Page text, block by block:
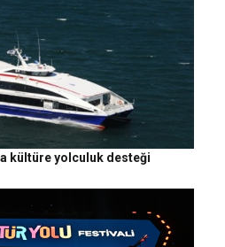
kültüre yolculuk desteği